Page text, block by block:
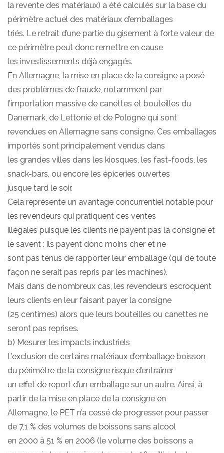
la revente des matériaux) a été calculés sur la base du
périmètre actuel des matériaux d’emballages
triés. Le retrait d’une partie du gisement à forte valeur de
ce périmètre peut donc remettre en cause
les investissements déjà engagés.
En Allemagne, la mise en place de la consigne a posé
des problèmes de fraude, notamment par
l’importation massive de canettes et bouteilles du
Danemark, de Lettonie et de Pologne qui sont
revendues en Allemagne sans consigne. Ces emballages
importés sont principalement vendus dans
les grandes villes dans les kiosques, les fast-foods, les
snack-bars, ou encore les épiceries ouvertes
jusque tard le soir.
Cela représente un avantage concurrentiel notable pour
les revendeurs qui pratiquent ces ventes
illégales puisque les clients ne payent pas la consigne et
le savent : ils payent donc moins cher et ne
sont pas tenus de rapporter leur emballage (qui de toute
façon ne serait pas repris par les machines).
Mais dans de nombreux cas, les revendeurs escroquent
leurs clients en leur faisant payer la consigne
(25 centimes) alors que leurs bouteilles ou canettes ne
seront pas reprises.
b) Mesurer les impacts industriels
L’exclusion de certains matériaux d’emballage boisson
du périmètre de la consigne risque d’entraîner
un effet de report d’un emballage sur un autre. Ainsi, à
partir de la mise en place de la consigne en
Allemagne, le PET n’a cessé de progresser pour passer
de 7,1 % des volumes de boissons sans alcool
en 2000 à 51 % en 2006 (le volume des boissons a